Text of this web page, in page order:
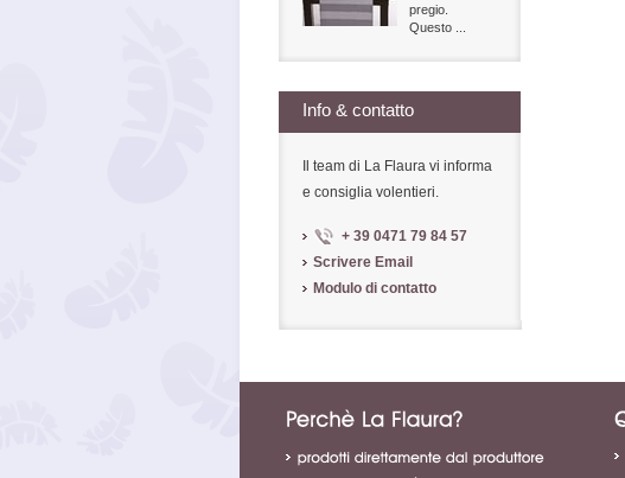
pregio.
Questo ...
Info & contatto
Il team di La Flaura vi informa
e consiglia volentieri.
+ 39 0471 79 84 57
Scrivere Email
Modulo di contatto